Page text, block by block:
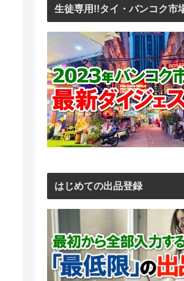
生徒専用!!タイ・バンコク市
はじめての出品登録